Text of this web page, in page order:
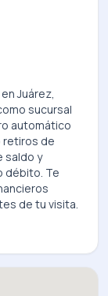
enJuárez,
sucursal
automático
retiros de
saldo y
débito. Te
de tu visita.